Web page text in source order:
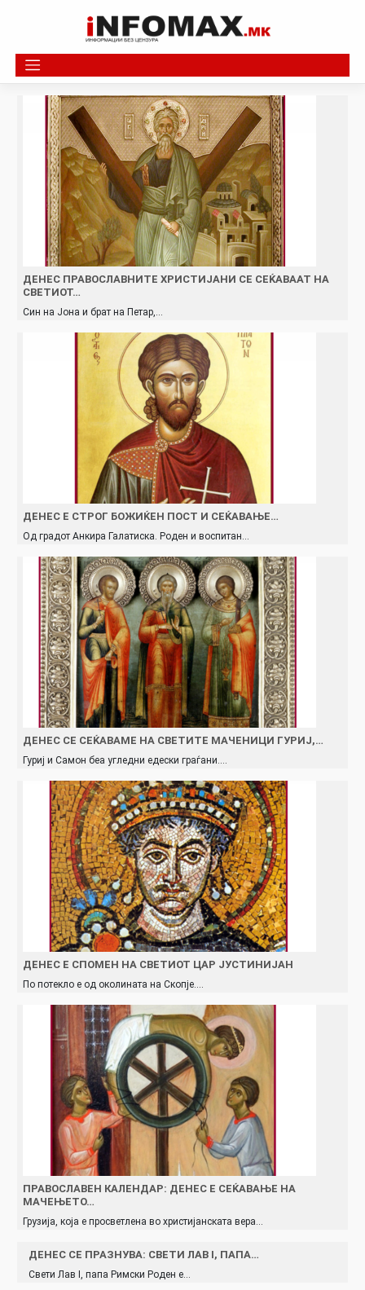
ДЕНЕС ПРАВОСЛАВНИТЕ ХРИСТИЈАНИ СЕ СЕЌАВААТ НА
СВЕТИОТ…
Син на Јона и брат на Петар,…
ДЕНЕС Е СТРОГ БОЖИЌЕН ПОСТ И СЕЌАВАЊЕ…
Oд градот Анкира Галатиска. Роден и воспитан…
ДЕНЕС СЕ СЕЌАВАМЕ НА СВЕТИТЕ МАЧЕНИЦИ ГУРИЈ,…
Гуриј и Самон беа угледни едески граѓани.…
ДЕНЕС Е СПОМЕН НА СВЕТИОТ ЦАР ЈУСТИНИЈАН
По потекло е од околината на Скопје.…
ПРАВОСЛАВЕН КАЛЕНДАР: ДЕНЕС Е СЕЌАВАЊЕ НА
МАЧЕЊЕТО…
Грузија, која е просветлена во христијанската вера…
ДЕНЕС СЕ ПРАЗНУВА: СВЕТИ ЛАВ I, ПАПА…
Свети Лав I, папа Римски Роден е…